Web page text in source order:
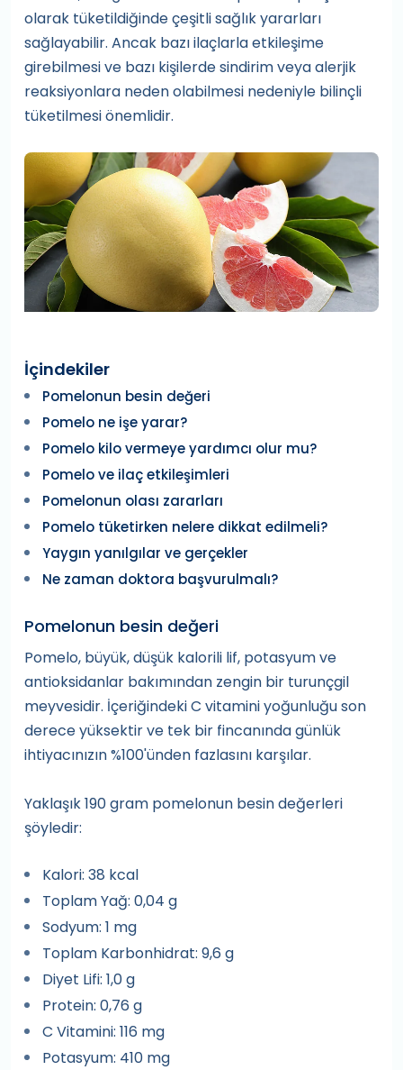
olarak tüketildiğinde çeşitli sağlık yararları
sağlayabilir. Ancak bazı ilaçlarla etkileşime
girebilmesi ve bazı kişilerde sindirim veya alerjik
reaksiyonlara neden olabilmesi nedeniyle bilinçli
tüketilmesi önemlidir.
İçindekiler
Pomelonun besin değeri
Pomelo ne işe yarar?
Pomelo kilo vermeye yardımcı olur mu?
Pomelo ve ilaç etkileşimleri
Pomelonun olası zararları
Pomelo tüketirken nelere dikkat edilmeli?
Yaygın yanılgılar ve gerçekler
Ne zaman doktora başvurulmalı?
Pomelonun besin değeri
Pomelo, büyük, düşük kalorili lif, potasyum ve
antioksidanlar bakımından zengin bir turunçgil
meyvesidir. İçeriğindeki C vitamini yoğunluğu son
derece yüksektir ve tek bir fincanında günlük
ihtiyacınızın %100'ünden fazlasını karşılar.
Yaklaşık 190 gram pomelonun besin değerleri
şöyledir:
Kalori: 38 kcal
Toplam Yağ: 0,04 g
Sodyum: 1 mg
Toplam Karbonhidrat: 9,6 g
Diyet Lifi: 1,0 g
Protein: 0,76 g
C Vitamini: 116 mg
Potasyum: 410 mg